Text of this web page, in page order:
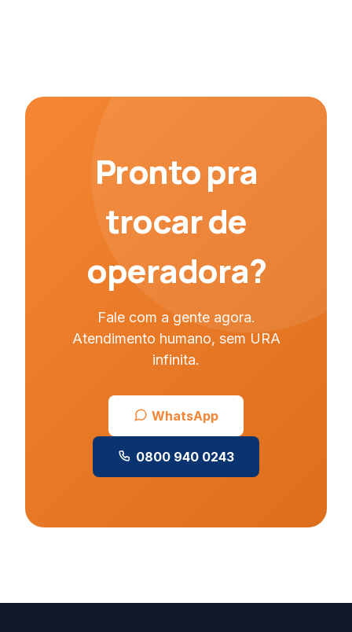
Pronto pra
trocar de
operadora?
Fale com a gente agora.
Atendimento humano, sem URA
infinita.
WhatsApp
0800 940 0243